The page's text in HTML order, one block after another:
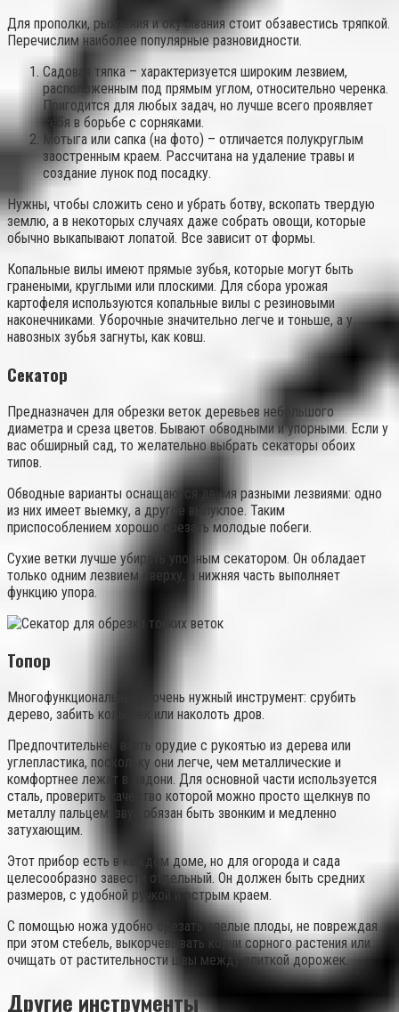
Для прополки, рыхления и окучивания стоит обзавестись тряпкой.
Перечислим наиболее популярные разновидности.
Садовая тяпка – характеризуется широким лезвием,
расположенным под прямым углом, относительно черенка.
Пригодится для любых задач, но лучше всего проявляет
себя в борьбе с сорняками.
Мотыга или сапка (на фото) – отличается полукруглым
заостренным краем. Рассчитана на удаление травы и
создание лунок под посадку.
Нужны, чтобы сложить сено и убрать ботву, вскопать твердую
землю, а в некоторых случаях даже собрать овощи, которые
обычно выкапывают лопатой. Все зависит от формы.
Копальные вилы имеют прямые зубья, которые могут быть
гранеными, круглыми или плоскими. Для сбора урожая
картофеля используются копальные вилы с резиновыми
наконечниками. Уборочные значительно легче и тоньше, а у
навозных зубья загнуты, как ковш.
Секатор
Предназначен для обрезки веток деревьев небольшого
диаметра и среза цветов. Бывают обводными и упорными. Если у
вас обширный сад, то желательно выбрать секаторы обоих
типов.
Обводные варианты оснащаются двумя разными лезвиями: одно
из них имеет выемку, а другое выпуклое. Таким
приспособлением хорошо срезать молодые побеги.
Сухие ветки лучше убирать упорным секатором. Он обладает
только одним лезвием сверху, а нижняя часть выполняет
функцию упора.
Топор
Многофункциональный и очень нужный инструмент: срубить
дерево, забить колышек или наколоть дров.
Предпочтительнее взять орудие с рукоятью из дерева или
углепластика, поскольку они легче, чем металлические и
комфортнее лежат в ладони. Для основной части используется
сталь, проверить качество которой можно просто щелкнув по
металлу пальцем: звук обязан быть звонким и медленно
затухающим.
Этот прибор есть в каждом доме, но для огорода и сада
целесообразно завести отдельный. Он должен быть средних
размеров, с удобной ручкой и острым краем.
С помощью ножа удобно срезать спелые плоды, не повреждая
при этом стебель, выкорчевывать корни сорного растения или
очищать от растительности швы между плиткой дорожек.
Другие инструменты